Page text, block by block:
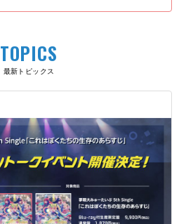
TOPICS
最新トピックス